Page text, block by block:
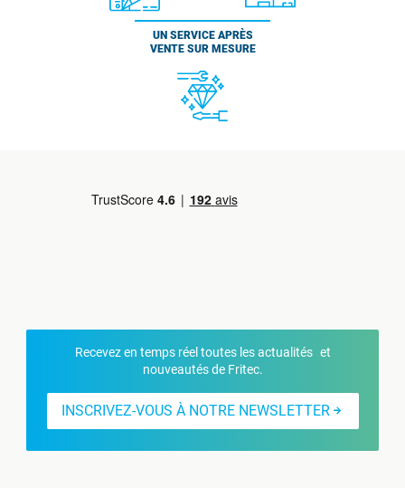
UN SERVICE APRÈS
VENTE SUR MESURE
Recevez en temps réel toutes les actualités et
nouveautés de Fritec.
INSCRIVEZ-VOUS À NOTRE NEWSLETTER